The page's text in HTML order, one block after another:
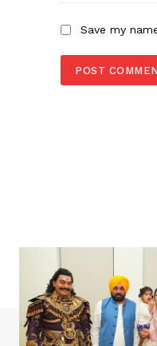
Save my